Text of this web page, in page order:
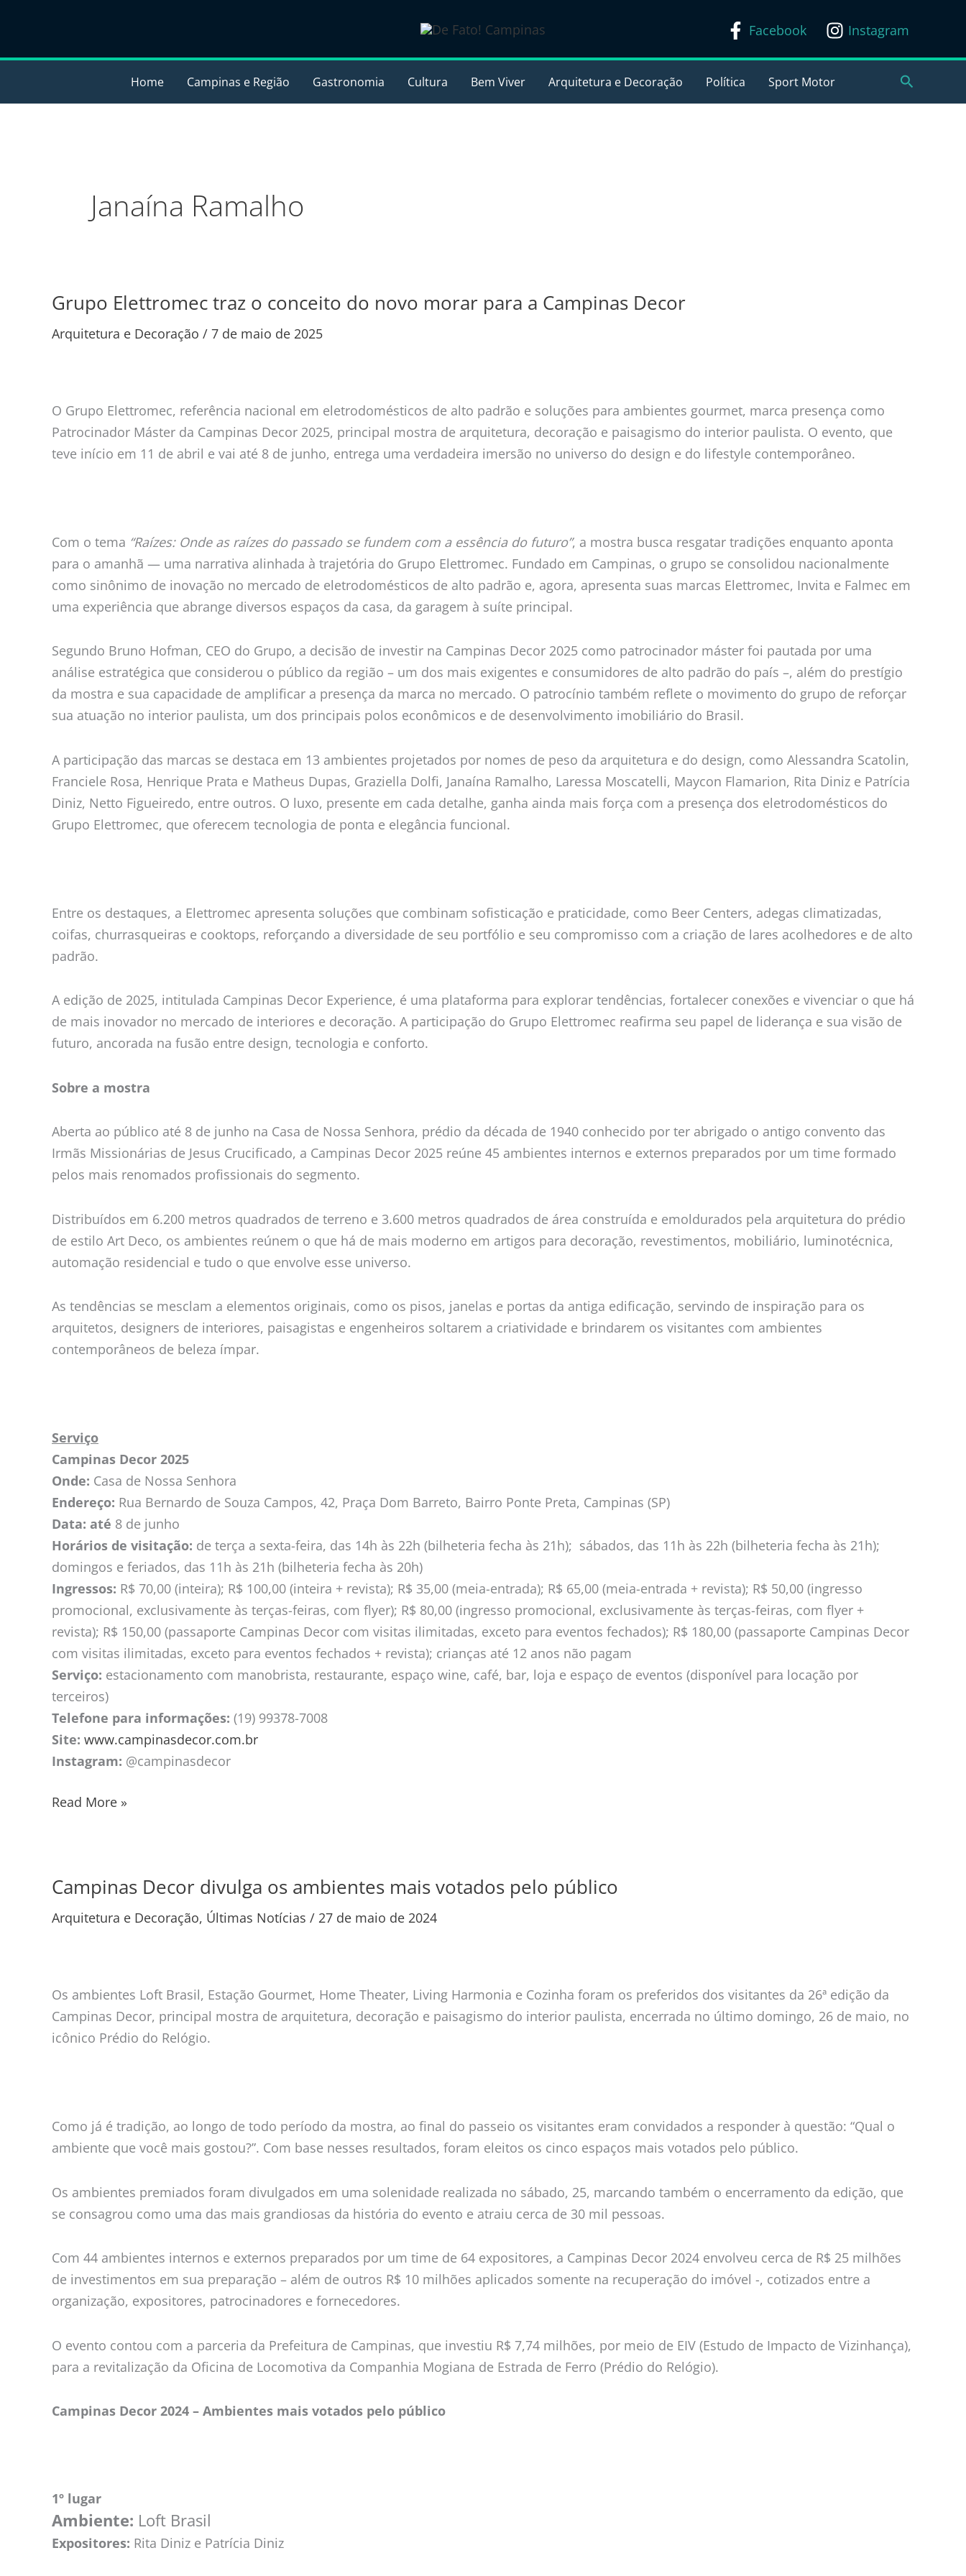
o
Facebook Instagram
Home Campinas e Região Gastronomia Cultura Bem Viver Arquitetura e Decoração Política Sport Motor Pesquisar
Janaína Ramalho
Grupo Elettromec traz o conceito do novo morar para a Campinas Decor
Arquitetura e Decoração / 7 de maio de 2025
O Grupo Elettromec, referência nacional em eletrodomésticos de alto padrão e soluções para ambientes gourmet, marca presença como
Patrocinador Máster da Campinas Decor 2025, principal mostra de arquitetura, decoração e paisagismo do interior paulista. O evento, que
teve início em 11 de abril e vai até 8 de junho, entrega uma verdadeira imersão no universo do design e do lifestyle contemporâneo.
Com o tema “Raízes: Onde as raízes do passado se fundem com a essência do futuro”, a mostra busca resgatar tradições enquanto aponta
para o amanhã — uma narrativa alinhada à trajetória do Grupo Elettromec. Fundado em Campinas, o grupo se consolidou nacionalmente
como sinônimo de inovação no mercado de eletrodomésticos de alto padrão e, agora, apresenta suas marcas Elettromec, Invita e Falmec em
uma experiência que abrange diversos espaços da casa, da garagem à suíte principal.
Segundo Bruno Hofman, CEO do Grupo, a decisão de investir na Campinas Decor 2025 como patrocinador máster foi pautada por uma
análise estratégica que considerou o público da região – um dos mais exigentes e consumidores de alto padrão do país –, além do prestígio
da mostra e sua capacidade de amplificar a presença da marca no mercado. O patrocínio também reflete o movimento do grupo de reforçar
sua atuação no interior paulista, um dos principais polos econômicos e de desenvolvimento imobiliário do Brasil.
A participação das marcas se destaca em 13 ambientes projetados por nomes de peso da arquitetura e do design, como Alessandra Scatolin,
Franciele Rosa, Henrique Prata e Matheus Dupas, Graziella Dolfi, Janaína Ramalho, Laressa Moscatelli, Maycon Flamarion, Rita Diniz e Patrícia
Diniz, Netto Figueiredo, entre outros. O luxo, presente em cada detalhe, ganha ainda mais força com a presença dos eletrodomésticos do
Grupo Elettromec, que oferecem tecnologia de ponta e elegância funcional.
Entre os destaques, a Elettromec apresenta soluções que combinam sofisticação e praticidade, como Beer Centers, adegas climatizadas,
coifas, churrasqueiras e cooktops, reforçando a diversidade de seu portfólio e seu compromisso com a criação de lares acolhedores e de alto
padrão.
A edição de 2025, intitulada Campinas Decor Experience, é uma plataforma para explorar tendências, fortalecer conexões e vivenciar o que há
de mais inovador no mercado de interiores e decoração. A participação do Grupo Elettromec reafirma seu papel de liderança e sua visão de
futuro, ancorada na fusão entre design, tecnologia e conforto.
Sobre a mostra
Aberta ao público até 8 de junho na Casa de Nossa Senhora, prédio da década de 1940 conhecido por ter abrigado o antigo convento das
Irmãs Missionárias de Jesus Crucificado, a Campinas Decor 2025 reúne 45 ambientes internos e externos preparados por um time formado
pelos mais renomados profissionais do segmento.
Distribuídos em 6.200 metros quadrados de terreno e 3.600 metros quadrados de área construída e emoldurados pela arquitetura do prédio
de estilo Art Deco, os ambientes reúnem o que há de mais moderno em artigos para decoração, revestimentos, mobiliário, luminotécnica,
automação residencial e tudo o que envolve esse universo.
As tendências se mesclam a elementos originais, como os pisos, janelas e portas da antiga edificação, servindo de inspiração para os
arquitetos, designers de interiores, paisagistas e engenheiros soltarem a criatividade e brindarem os visitantes com ambientes
contemporâneos de beleza ímpar.
Serviço
Campinas Decor 2025
Onde: Casa de Nossa Senhora
Endereço: Rua Bernardo de Souza Campos, 42, Praça Dom Barreto, Bairro Ponte Preta, Campinas (SP)
Data: até 8 de junho
Horários de visitação: de terça a sexta-feira, das 14h às 22h (bilheteria fecha às 21h); sábados, das 11h às 22h (bilheteria fecha às 21h);
domingos e feriados, das 11h às 21h (bilheteria fecha às 20h)
Ingressos: R$ 70,00 (inteira); R$ 100,00 (inteira + revista); R$ 35,00 (meia-entrada); R$ 65,00 (meia-entrada + revista); R$ 50,00 (ingresso
promocional, exclusivamente às terças-feiras, com flyer); R$ 80,00 (ingresso promocional, exclusivamente às terças-feiras, com flyer +
revista); R$ 150,00 (passaporte Campinas Decor com visitas ilimitadas, exceto para eventos fechados); R$ 180,00 (passaporte Campinas Decor
com visitas ilimitadas, exceto para eventos fechados + revista); crianças até 12 anos não pagam
Serviço: estacionamento com manobrista, restaurante, espaço wine, café, bar, loja e espaço de eventos (disponível para locação por
terceiros)
Telefone para informações: (19) 99378-7008
Site: www.campinasdecor.com.br
Instagram: @campinasdecor
Grupo
traz
do
novo
morar
Decor
Read More »
Campinas Decor divulga os ambientes mais votados pelo público
Arquitetura e Decoração, Últimas Notícias / 27 de maio de 2024
Os ambientes Loft Brasil, Estação Gourmet, Home Theater, Living Harmonia e Cozinha foram os preferidos dos visitantes da 26ª edição da
Campinas Decor, principal mostra de arquitetura, decoração e paisagismo do interior paulista, encerrada no último domingo, 26 de maio, no
icônico Prédio do Relógio.
Como já é tradição, ao longo de todo período da mostra, ao final do passeio os visitantes eram convidados a responder à questão: “Qual o
ambiente que você mais gostou?”. Com base nesses resultados, foram eleitos os cinco espaços mais votados pelo público.
Os ambientes premiados foram divulgados em uma solenidade realizada no sábado, 25, marcando também o encerramento da edição, que
se consagrou como uma das mais grandiosas da história do evento e atraiu cerca de 30 mil pessoas.
Com 44 ambientes internos e externos preparados por um time de 64 expositores, a Campinas Decor 2024 envolveu cerca de R$ 25 milhões
de investimentos em sua preparação – além de outros R$ 10 milhões aplicados somente na recuperação do imóvel -, cotizados entre a
organização, expositores, patrocinadores e fornecedores.
O evento contou com a parceria da Prefeitura de Campinas, que investiu R$ 7,74 milhões, por meio de EIV (Estudo de Impacto de Vizinhança),
para a revitalização da Oficina de Locomotiva da Companhia Mogiana de Estrada de Ferro (Prédio do Relógio).
Campinas Decor 2024 – Ambientes mais votados pelo público
1º lugar
Ambiente: Loft Brasil
Expositores: Rita Diniz e Patrícia Diniz
Campinas
divulga
mais
votados
pelo